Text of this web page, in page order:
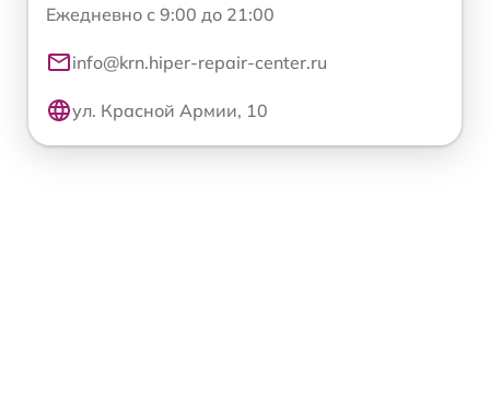
Ежедневно с 9:00 до 21:00
info@krn.hiper-repair-center.ru
ул. Красной Армии, 10